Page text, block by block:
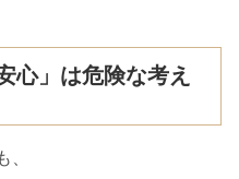
心」は危険な考え
、